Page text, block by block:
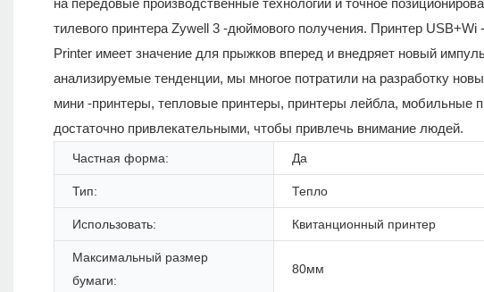
на передовые производственные технологии и точное
тилевого принтера Zywell 3 -дюймового получения. Принтер
Printer имеет значение для прыжков вперед и внедряет новый
анализируемые тенденции, мы многое потратили на разработку
мини -принтеры, тепловые принтеры, принтеры лейбла, мобильные
достаточно привлекательными, чтобы привлечь внимание людей.
Частная форма: Да
Тип: Тепло
Использовать: Квитанционный принтер
Максимальный размер
бумаги:
80мм